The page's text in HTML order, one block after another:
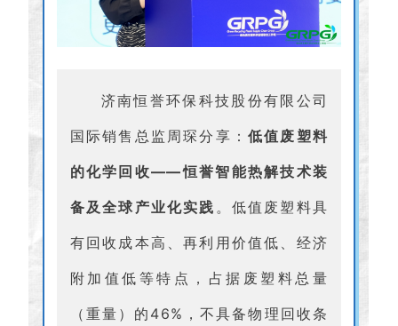
济南恒誉环保科技股份有限公司
国际销售总监周琛分享：低值废塑料
的化学回收——恒誉智能热解技术装
备及全球产业化实践 。低值废塑料具
有回收成本高、再利用价值低、经济
附加值低等特点，占据废塑料总量
（重量）的46%，不具备物理回收条